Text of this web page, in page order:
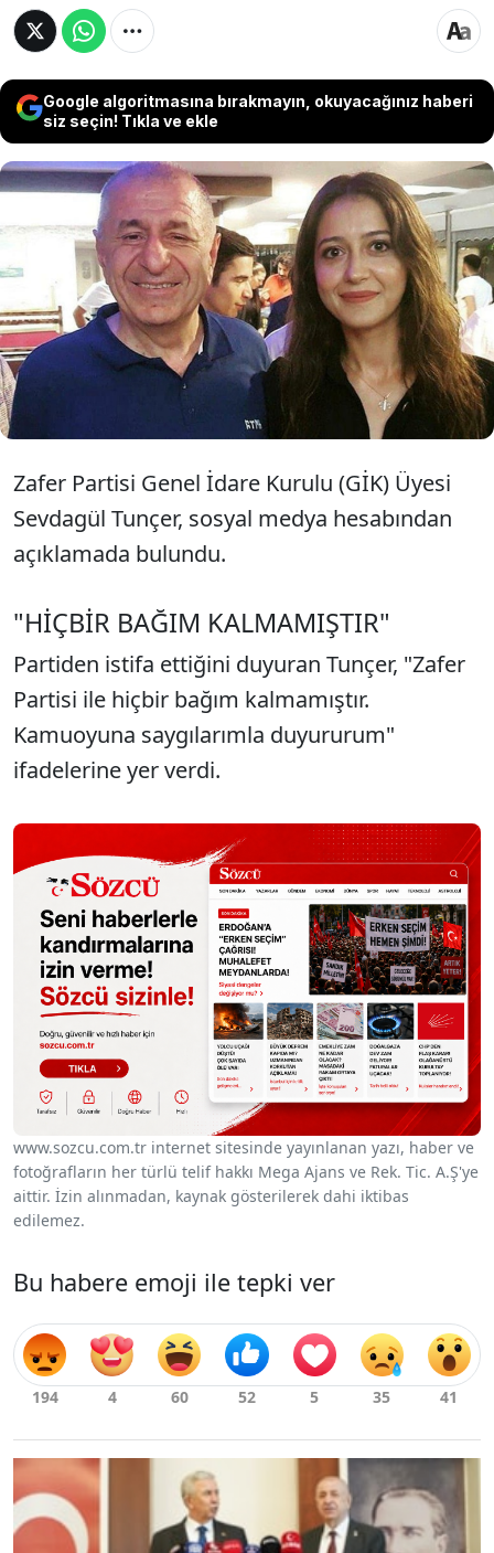
Google algoritmasına bırakmayın, okuyacağınız haberi
siz seçin! Tıkla ve ekle
Zafer Partisi Genel İdare Kurulu (GİK)
Üyesi Sevdagül Tunçer partiyle hiçbir
bağının kalmadığını duyurdu.
Zafer Partisi Genel İdare Kurulu (GİK) Üyesi
Sevdagül Tunçer, sosyal medya hesabından
açıklamada bulundu.
"HİÇBİR BAĞIM KALMAMIŞTIR"
Partiden istifa ettiğini duyuran Tunçer, "Zafer
Partisi ile hiçbir bağım kalmamıştır.
Kamuoyuna saygılarımla duyururum"
ifadelerine yer verdi.
www.sozcu.com.tr internet sitesinde yayınlanan yazı, haber ve
fotoğrafların her türlü telif hakkı Mega Ajans ve Rek. Tic. A.Ş'ye
aittir. İzin alınmadan, kaynak gösterilerek dahi iktibas
edilemez.
Bu habere emoji ile tepki ver